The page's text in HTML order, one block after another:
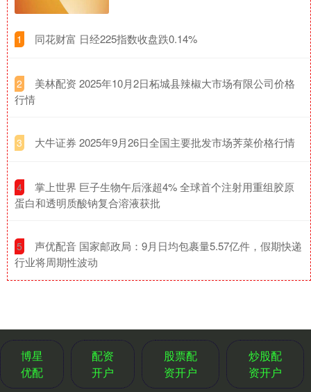
1 ​同花财富 日经225指数收盘跌0.14%
2
​美林配资 2025年10月2日柘城县辣椒大市场有限公司价格
行情
3 ​大牛证券 2025年9月26日全国主要批发市场荠菜价格行情
4
​掌上世界 巨子生物午后涨超4% 全球首个注射用重组胶原
蛋白和透明质酸钠复合溶液获批
5
​声优配音 国家邮政局：9月日均包裹量5.57亿件，假期快递
行业将周期性波动
博星
优配
配资
开户
股票配
资开户
炒股配
资开户